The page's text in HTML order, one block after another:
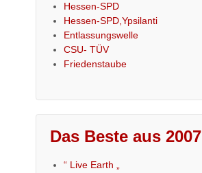
Hessen-SPD
Hessen-SPD,Ypsilanti
Entlassungswelle
CSU- TÜV
Friedenstaube
Das Beste aus 2007
“ Live Earth „